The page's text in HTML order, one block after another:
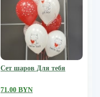
Сет шаров Для тебя
71.00 BYN